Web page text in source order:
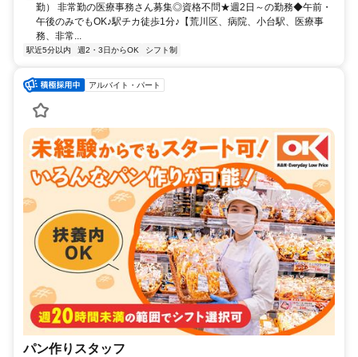
勤） 非常勤の医療事務さん募集◎資格不問★週2日～の勤務◆午前・
午後のみでもOK♪駅チカ徒歩1分♪【荒川区、病院、小台駅、医療事
務、非常...
駅近5分以内 週2・3日からOK シフト制
アルバイト・パート
パン作りスタッフ